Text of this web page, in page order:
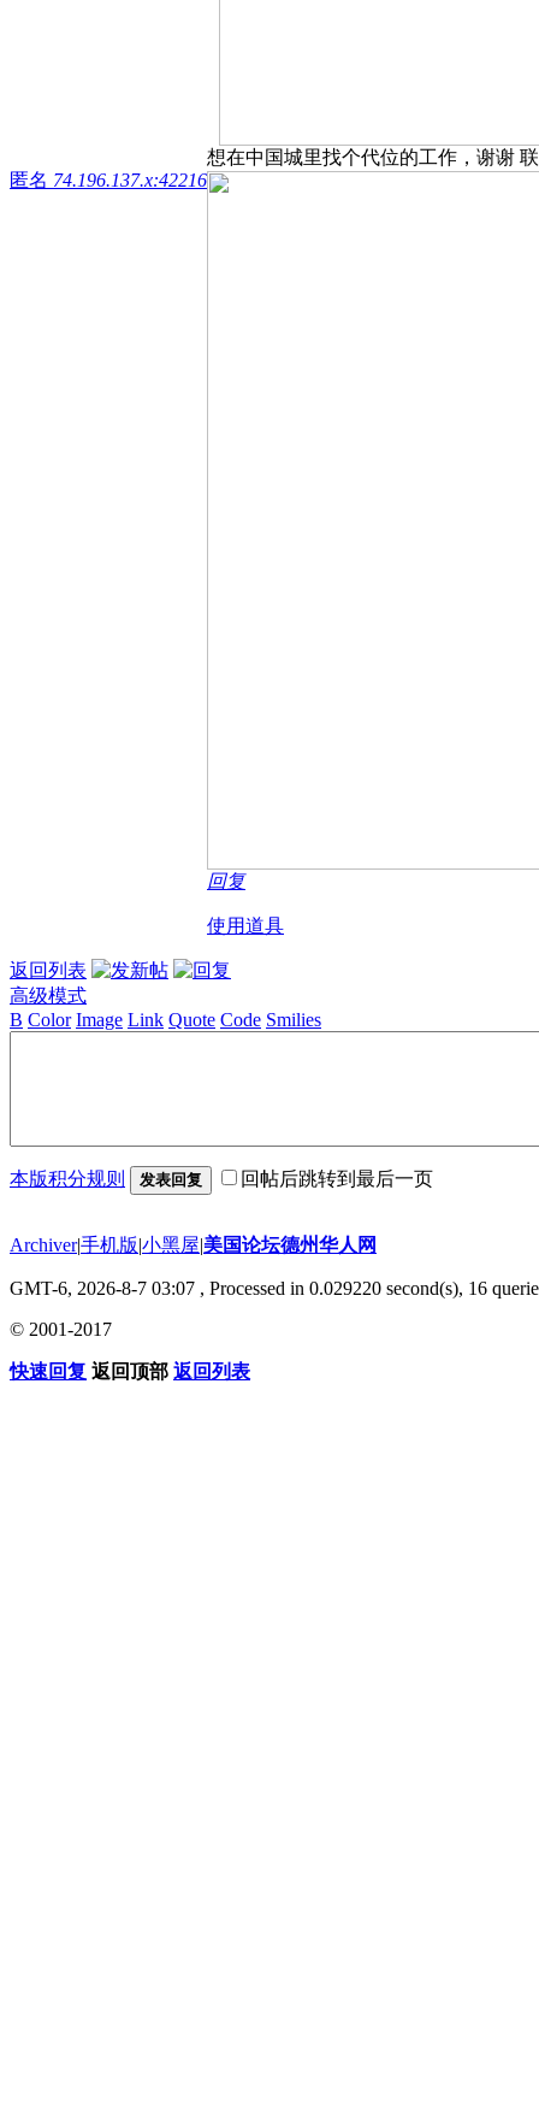
匿名 74.196.137.x:42216
想在中国城里找个代位的工作，谢谢 联
回复
使用道具
返回列表
高级模式
B Color Image Link Quote Code Smilies
本版积分规则 发表回复 回帖后跳转到最后一页
Archiver|手机版|小黑屋|美国论坛德州华人网
GMT-6, 2026-8-7 03:07 , Processed in 0.029220 second(s), 16
© 2001-2017
快速回复 返回顶部 返回列表